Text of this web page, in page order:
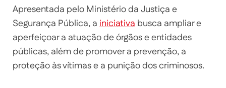
Apresentada pelo Ministério da Justiça e
Segurança Pública, ainiciativabusca ampliar e
aperfeiçoar a atuação de órgãos e entidades
públicas, além de promover a prevenção, a
proteção às vítimas e a punição dos criminosos.